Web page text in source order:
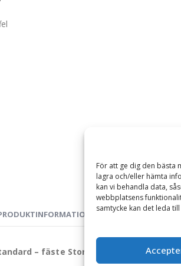
För att ge dig den bästa
lagra och/eller hämta
kan vi behandla data,
webbplatsens
samtycke kan det leda
GARANTI
– fäste Stora BM, volym 2000 l,